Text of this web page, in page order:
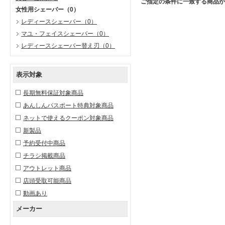
女性用シェーバー （0）
レディースシェーバー （0）
マユ・フェイスシェーバー （0）
レディースシェーバー替え刃
（0）
表示対象
長期無料保証対象商品
あんしんパスポート特典対象商品
ネットで使えるクーポン対象商品
新製品
予約受付中商品
チラシ掲載商品
アウトレット商品
店頭受取可能商品
動画あり
メーカー
ご指定の条件に一致する商品